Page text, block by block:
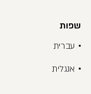
שפות
עברית
אנגלית